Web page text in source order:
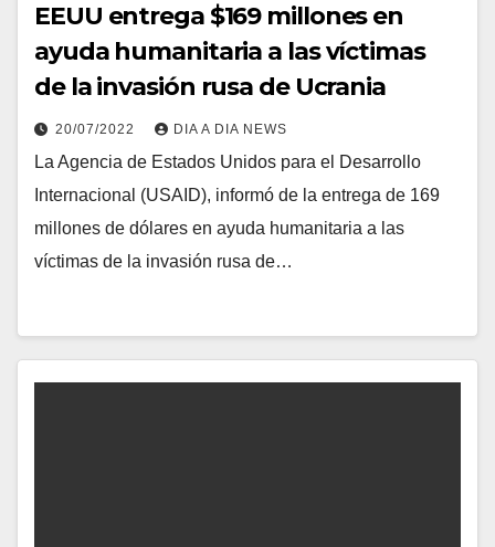
EEUU entrega $169 millones en
ayuda humanitaria a las víctimas
de la invasión rusa de Ucrania
20/07/2022 DIA A DIA NEWS
La Agencia de Estados Unidos para el Desarrollo
Internacional (USAID), informó de la entrega de 169
millones de dólares en ayuda humanitaria a las
víctimas de la invasión rusa de…